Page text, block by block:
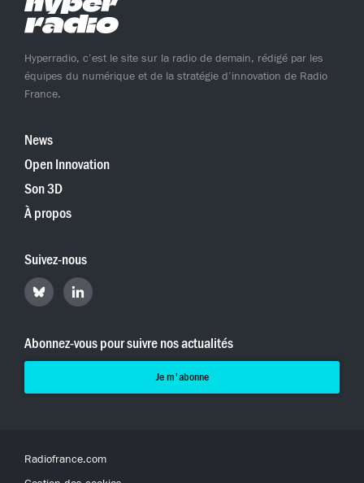
Hyperradio, c’est le site sur la radio de demain, rédigé par les
équipes du numérique et de la stratégie d’innovation de Radio
France.
News
Open Innovation
Son 3D
À propos
Suivez-nous
Retrouvez
Hyperradio
Bluesky
Retrouvez
Hyperradio
LinkedIn
Abonnez-vous pour suivre nos actualités
Je m'abonne
Radiofrance.com